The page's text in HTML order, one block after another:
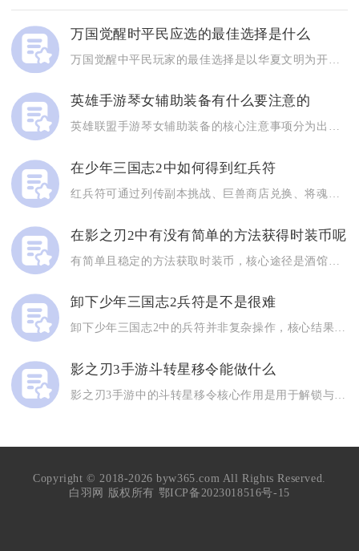
万国觉醒时平民应选的最佳选择是什么
英雄手游琴女辅助装备有什么要注意的
英雄联盟手游琴女辅助装备的核心注意事项分为出装路线区分、蓝量...
在少年三国志2中如何得到红兵符
在影之刃2中有没有简单的方法获得时装币呢
卸下少年三国志2兵符是不是很难
影之刃3手游斗转星移令能做什么
Copyright © 2018-2026 byw365.com All Rights Reserved.
白羽网 版权所有 鄂ICP备2023018516号-15